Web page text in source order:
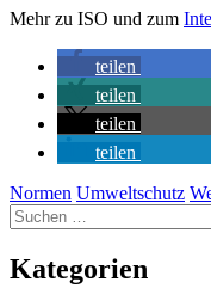
Mehr zu ISO und zum
teilen
teilen
teilen
teilen
Normen Umweltschutz
Suchen
nach:
Kategorien